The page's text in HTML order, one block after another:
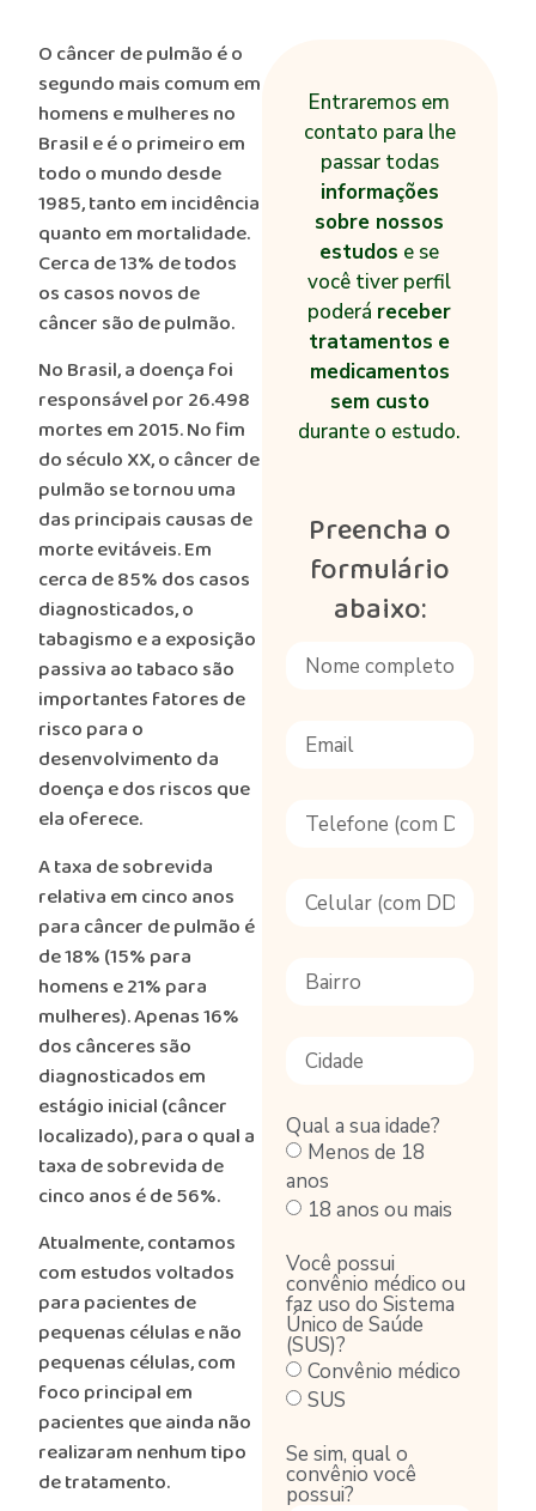
O câncer de pulmão é o
segundo mais comum em
homens e mulheres no
Brasil e é o primeiro em
todo o mundo desde
1985, tanto em incidência
quanto em mortalidade.
Cerca de 13% de todos
os casos novos de
câncer são de pulmão.
No Brasil, a doença foi
responsável por 26.498
mortes em 2015. No fim
do século XX, o câncer de
pulmão se tornou uma
das principais causas de
morte evitáveis. Em
cerca de 85% dos casos
diagnosticados, o
tabagismo e a exposição
passiva ao tabaco são
importantes fatores de
risco para o
desenvolvimento da
doença e dos riscos que
ela oferece.
A taxa de sobrevida
relativa em cinco anos
para câncer de pulmão é
de 18% (15% para
homens e 21% para
mulheres). Apenas 16%
dos cânceres são
diagnosticados em
estágio inicial (câncer
localizado), para o qual a
taxa de sobrevida de
cinco anos é de 56%.
Atualmente, contamos
com estudos voltados
para pacientes de
pequenas células e não
pequenas células, com
foco principal em
pacientes que ainda não
realizaram nenhum tipo
de tratamento.
Entraremos em
contato para lhe
passar todas
informações
sobre nossos
estudos e se
você tiver perfil
poderá receber
tratamentos e
medicamentos
sem custo
durante o estudo.
Preencha o
formulário
abaixo:
Qual a sua idade?
Menos de 18
anos
18 anos ou mais
Você possui
convênio médico ou
faz uso do Sistema
Único de Saúde
(SUS)?
Convênio médico
SUS
Se sim, qual o
convênio você
possui?